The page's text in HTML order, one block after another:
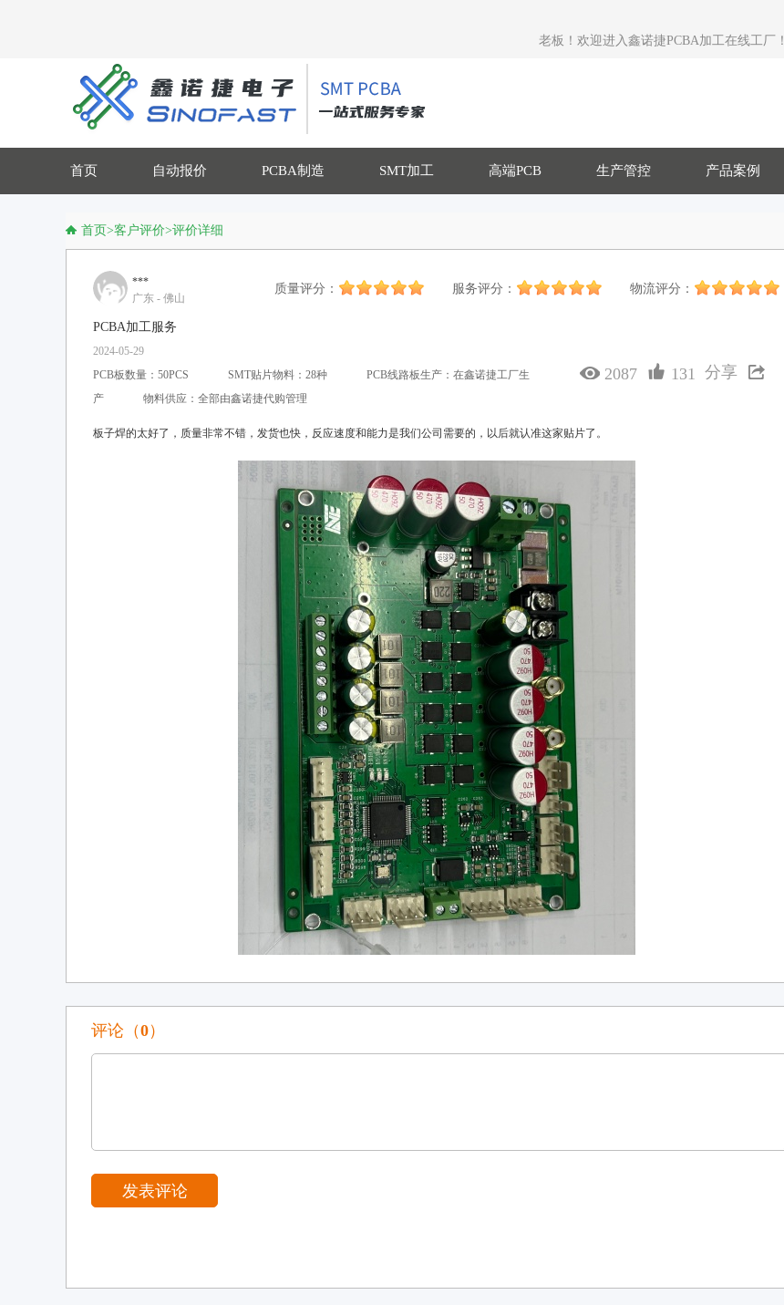
老板！欢迎进入鑫诺捷PCBA加工在线工厂！
首页 自动报价 PCBA制造 SMT加工 高端PCB 生产管控 产品案例
首页>客户评价>评价详细
***
广东 - 佛山
质量评分： 服务评分： 物流评分：
PCBA加工服务
2024-05-29
2087 131 分享
PCB板数量：50PCS SMT贴片物料：28种
PCB线路板生产：在鑫诺捷工厂生
产
物料供应：全部由鑫诺捷代购管理
板子焊的太好了，质量非常不错，发货也快，反应速度和能力是我们公司需要的，以后就认准这家贴片了。
评论（0）
发表评论